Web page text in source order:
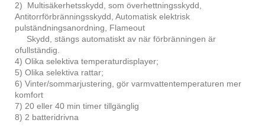
2) Multisäkerhetsskydd, som överhettningsskydd,
Antitorrförbränningsskydd, Automatisk elektrisk
pulständningsanordning, Flameout
Skydd, stängs automatiskt av när förbränningen är
ofullständig.
4) Olika selektiva temperaturdisplayer;
5) Olika selektiva rattar;
6) Vinter/sommarjustering, gör varmvattentemperaturen mer
komfort
7) 20 eller 40 min timer tillgänglig
8) 2 batteridrivna